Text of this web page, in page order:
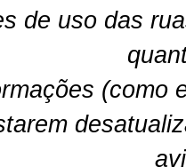
de uso das
(como